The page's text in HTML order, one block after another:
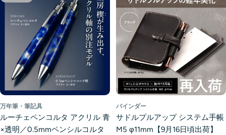
万年筆・筆記具
ルーチェペンコルタ アクリル 青
×透明／0.5mmペンシルコルタ
バインダー
サドルプルアップ システム手帳
M5 φ11mm【9月16日頃出荷】